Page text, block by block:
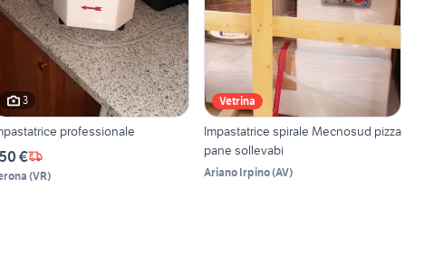
3
professionale
€
(VR)
Vetrina
Impastatrice spirale Mecnosud pizza
pane sollevabi
Ariano Irpino(AV)